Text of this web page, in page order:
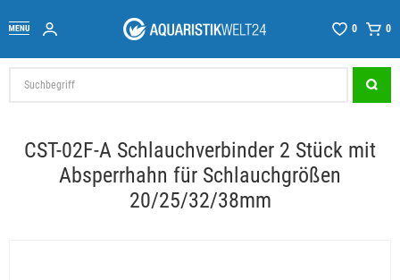
0 0
CST-02F-A Schlauchverbinder 2 Stück mit
Absperrhahn für Schlauchgrößen
20/25/32/38mm